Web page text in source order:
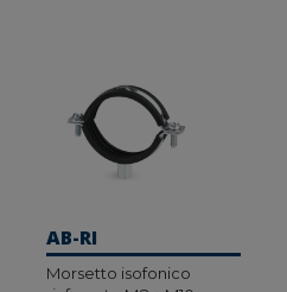
AB-RI
Morsetto isofonico